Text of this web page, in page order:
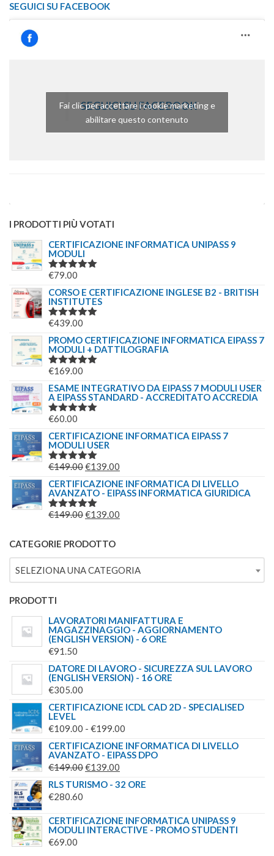
SEGUICI SU FACEBOOK
SEGUICI SU FACEBOOK
Fai clic per accettare i cookie marketing e
abilitare questo contenuto
I PRODOTTI PIÙ VOTATI
CERTIFICAZIONE INFORMATICA UNIPASS 9
MODULI
VALUTATO
€79.00
CORSO E CERTIFICAZIONE INGLESE B2 - BRITISH
INSTITUTES
VALUTATO
€439.00
PROMO CERTIFICAZIONE INFORMATICA EIPASS 7
MODULI + DATTILOGRAFIA
VALUTATO
€169.00
ESAME INTEGRATIVO DA EIPASS 7 MODULI USER
A EIPASS STANDARD - ACCREDITATO ACCREDIA
VALUTATO
€60.00
CERTIFICAZIONE INFORMATICA EIPASS 7
MODULI USER
VALUTATO
€149.00IL
PREZZO
ORIGINALE
ERA:
€139.00
PREZZO
ATTUALE
CERTIFICAZIONE INFORMATICA DI LIVELLO
AVANZATO - EIPASS INFORMATICA GIURIDICA
VALUTATO
€149.00IL
ORIGINALE
ERA:
€149.00.
€139.00
È:
€139.00.
CATEGORIE PRODOTTO
SELEZIONA UNA CATEGORIA
PRODOTTI
LAVORATORI MANIFATTURA E
MAGAZZINAGGIO - AGGIORNAMENTO
(ENGLISH VERSION) - 6 ORE
€91.50
DATORE DI LAVORO - SICUREZZA SUL LAVORO
(ENGLISH VERSION) - 16 ORE
€305.00
CERTIFICAZIONE ICDL CAD 2D - SPECIALISED
LEVEL
€109.00 - €199.00
DI
PREZZO:
€109.00
€199.00
CERTIFICAZIONE INFORMATICA DI LIVELLO
AVANZATO - EIPASS DPO
€149.00IL
PREZZO
€149.00.
€139.00
PREZZO
€139.00.
RLS TURISMO - 32 ORE
€280.60
CERTIFICAZIONE INFORMATICA UNIPASS 9
MODULI INTERACTIVE - PROMO STUDENTI
€69.00